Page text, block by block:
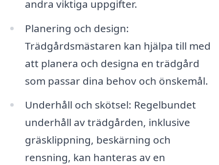
andra viktiga uppgifter.
Planering och design:
Trädgårdsmästaren kan hjälpa till med
att planera och designa en trädgård
som passar dina behov och önskemål.
Underhåll och skötsel: Regelbundet
underhåll av trädgården, inklusive
gräsklippning, beskärning och
rensning, kan hanteras av en